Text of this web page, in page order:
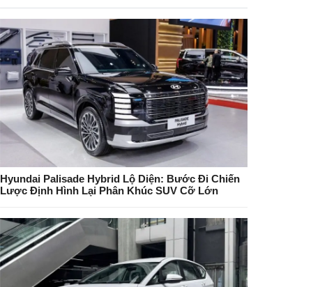
Hyundai Palisade Hybrid Lộ Diện: Bước Đi Chiến
Lược Định Hình Lại Phân Khúc SUV Cỡ Lớn